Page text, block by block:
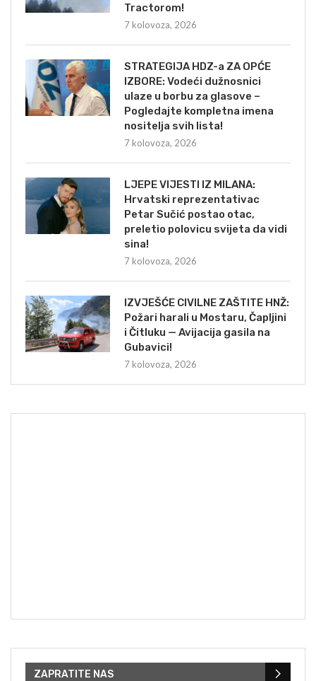
Tractorom!
7 kolovoza, 2026
STRATEGIJA HDZ-a ZA OPĆE
IZBORE: Vodeći dužnosnici
ulaze u borbu za glasove –
Pogledajte kompletna imena
nositelja svih lista!
7 kolovoza, 2026
LJEPE VIJESTI IZ MILANA:
Hrvatski reprezentativac
Petar Sučić postao otac,
preletio polovicu svijeta da vidi
sina!
7 kolovoza, 2026
IZVJEŠĆE CIVILNE ZAŠTITE HNŽ:
Požari harali u Mostaru, Čapljini
i Čitluku — Avijacija gasila na
Gubavici!
7 kolovoza, 2026
ZAPRATITE NAS